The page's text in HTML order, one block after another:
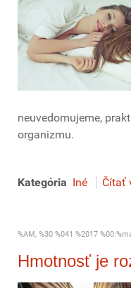
neuvedomujeme,
organizmu.
Kategória Iné Čítať
%AM, %30 %041 %2017
Hmotnosť je